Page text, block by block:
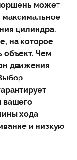
может
максимальное
цилиндра.
на которое
объект. Чем
движения
вашего
хода
и низкую